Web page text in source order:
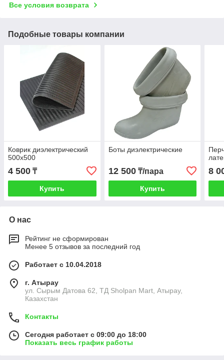
Все условия возврата
Подобные товары компании
Коврик диэлектрический
500х500
4 500 ₸
Купить
Боты диэлектрические
12 500₸/пара
Купить
8
О нас
Рейтинг не сформирован
Менее 5 отзывов за последний год
Работает с 10.04.2018
г. Атырау
ул. Сырым Датова 62, ТД Sholpan Mart, Атырау,
Казахстан
Контакты
Сегодня работает с 09:00 до 18:00
Показать весь график работы